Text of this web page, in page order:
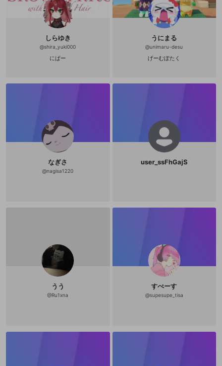
しらゆき
@shira_yuki000
にぱー
うにまる
@unimaru-desu
げーむぽたく
なぎさ
@nagisa1220
user_ssFhGajS
うう
@Ru1xna
すぺーす
@supesupe_tisa